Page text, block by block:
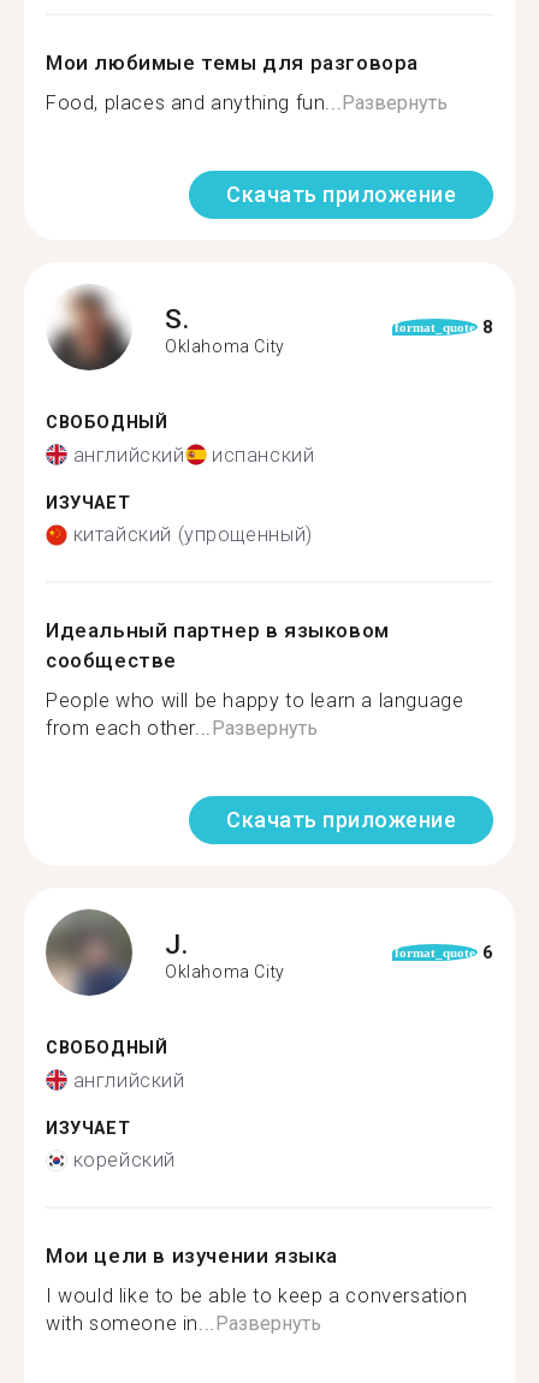
Мои любимые темы для разговора
Food, places and anything fun...Развернуть
Скачать приложение
S.
Oklahoma City
format_quote 8
СВОБОДНЫЙ
английский испанский
ИЗУЧАЕТ
китайский (упрощенный)
Идеальный партнер в языковом
сообществе
People who will be happy to learn a language
from each other...Развернуть
Скачать приложение
J.
Oklahoma City
format_quote 6
СВОБОДНЫЙ
английский
ИЗУЧАЕТ
корейский
Мои цели в изучении языка
I would like to be able to keep a conversation
with someone in...Развернуть